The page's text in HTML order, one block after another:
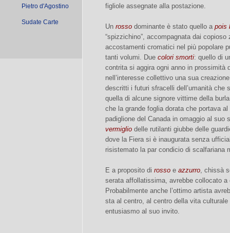
Pietro d'Agostino
Sudate Carte
figliole assegnate alla postazione.
Un rosso dominante è stato quello a pois
“spizzichino”, accompagnata dai
accostamenti cromatici nel più popolare
tanti volumi. Due colori smorti: quello di
contrita si aggira ogni anno in prossimità
nell’interesse collettivo una sua
descritti i futuri sfracelli dell’umanità che
quella di alcune signore vittime della
che la grande foglia dorata che portava
padiglione del Canada in omaggio al
vermiglio delle rutilanti giubbe delle
dove la Fiera si è inaugurata senza
risistemato la par condicio di scalfariana
E a proposito di rosso e azzurro, chissà
serata affollatissima, avrebbe collocato
Probabilmente anche l’ottimo artista
sta al centro, al centro della vita
entusiasmo al suo invito.